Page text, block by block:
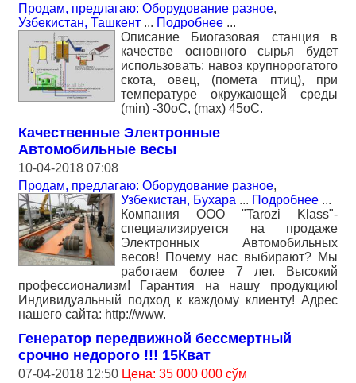
Продам, предлагаю: Оборудование разное,
Узбекистан, Ташкент ... Подробнее ...
Описание Биогазовая станция в
качестве основного сырья будет
использовать: навоз крупнорогатого
скота, овец, (помета птиц), при
температуре окружающей среды
(min) -30оС, (max) 45оС.
Качественные Электронные
Автомобильные весы
10-04-2018 07:08
Продам, предлагаю: Оборудование разное,
Узбекистан, Бухара ... Подробнее ...
Компания ООО "Tarozi Klass"-
специализируется на продаже
Электронных Автомобильных
весов! Почему нас выбирают? Мы
работаем более 7 лет. Высокий
профессионализм! Гарантия на нашу продукцию!
Индивидуальный подход к каждому клиенту! Адрес
нашего сайта: http://www.
Генератор передвижной бессмертный
срочно недорого !!! 15Кват
07-04-2018 12:50 Цена: 35 000 000 сўм